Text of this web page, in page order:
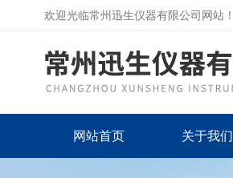
欢迎光临常州迅生仪器有限公司网站！
网站首页 关于我们